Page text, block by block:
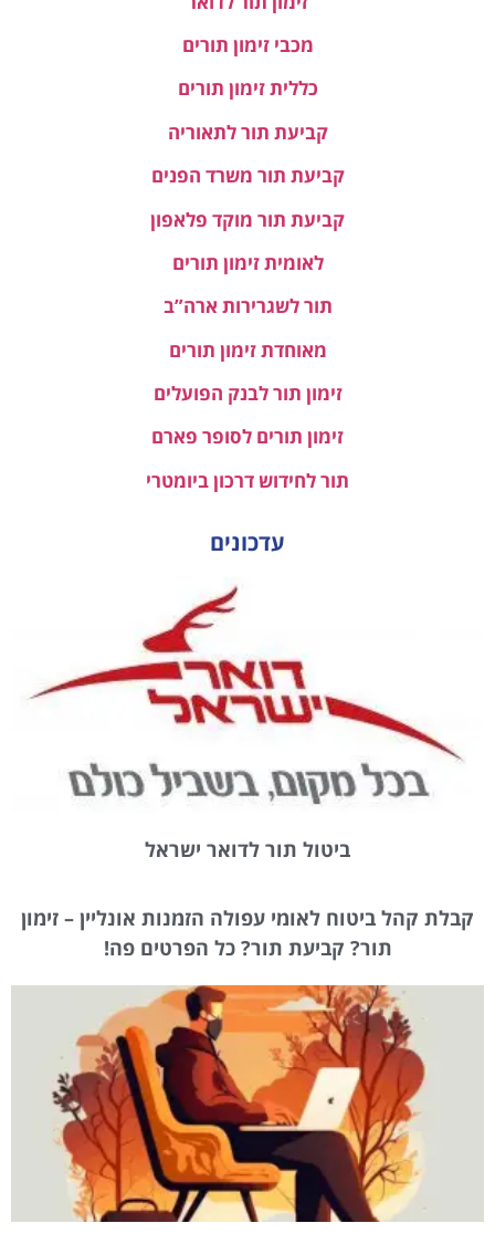
מכבי זימון תורים
כללית זימון תורים
קביעת תור לתאוריה
קביעת תור משרד הפנים
קביעת תור מוקד פלאפון
לאומית זימון תורים
תור לשגרירות ארה”ב
מאוחדת זימון תורים
זימון תור לבנק הפועלים
זימון תורים לסופר פארם
תור לחידוש דרכון ביומטרי
עדכונים
ביטול תור לדואר ישראל
קבלת קהל ביטוח לאומי עפולה הזמנות אונליין – זימון
תור? קביעת תור? כל הפרטים פה!